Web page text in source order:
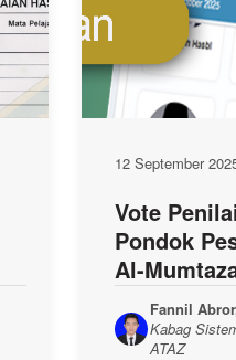
12 September
Vote
Pondok
Al-
Fannil
Kabag
ATAZ